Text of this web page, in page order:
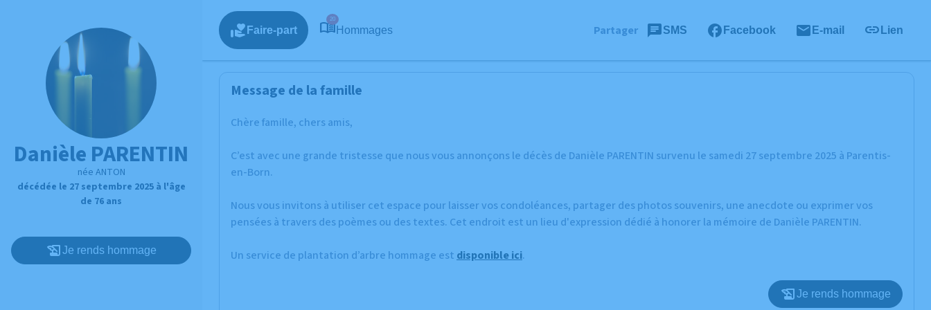
Danièle PARENTIN
née ANTON
décédée le 27 septembre 2025 à l'âge
de 76 ans
Je rends hommage
Faire-part
20
Hommages Partager SMS Facebook E-mail Lien
Message de la famille
Chère famille, chers amis,
C’est avec une grande tristesse que nous vous annonçons le décès de Danièle PARENTIN survenu le samedi 27 septembre 2025 à Parentis-
en-Born.
Nous vous invitons à utiliser cet espace pour laisser vos condoléances, partager des photos souvenirs, une anecdote ou exprimer vos
pensées à travers des poèmes ou des textes. Cet endroit est un lieu d'expression dédié à honorer la mémoire de Danièle PARENTIN.
Un service de plantation d’arbre hommage est disponible ici.
Je rends hommage